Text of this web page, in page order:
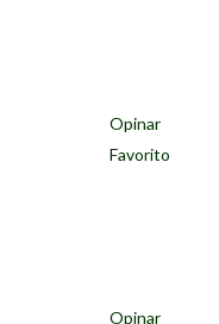
Opinar
Favorito
Opinar